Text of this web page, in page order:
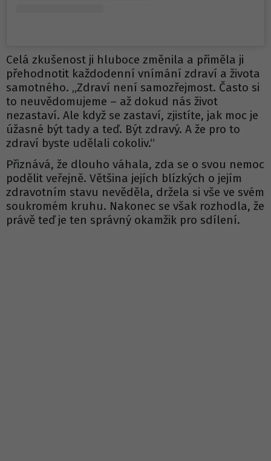
Celá zkušenost ji hluboce změnila a přiměla ji
přehodnotit každodenní vnímání zdraví a života
samotného. „Zdraví není samozřejmost. Často si
to neuvědomujeme – až dokud nás život
nezastaví. Ale když se zastaví, zjistíte, jak moc je
úžasné být tady a teď. Být zdravý. A že pro to
zdraví byste udělali cokoliv.“
Přiznává, že dlouho váhala, zda se o svou nemoc
podělit veřejně. Většina jejích blízkých o jejím
zdravotním stavu nevěděla, držela si vše ve svém
soukromém kruhu. Nakonec se však rozhodla, že
právě teď je ten správný okamžik pro sdílení.